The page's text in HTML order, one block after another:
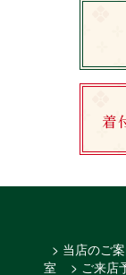
> 当店のご
室
> ご来店